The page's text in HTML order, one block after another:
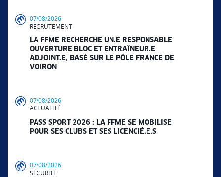
07/08/2026
RECRUTEMENT
LA FFME RECHERCHE UN.E RESPONSABLE
OUVERTURE BLOC ET ENTRAÎNEUR.E
ADJOINT.E, BASÉ SUR LE PÔLE FRANCE DE
VOIRON
07/08/2026
ACTUALITÉ
PASS SPORT 2026 : LA FFME SE MOBILISE
POUR SES CLUBS ET SES LICENCIÉ.E.S
07/08/2026
SÉCURITÉ